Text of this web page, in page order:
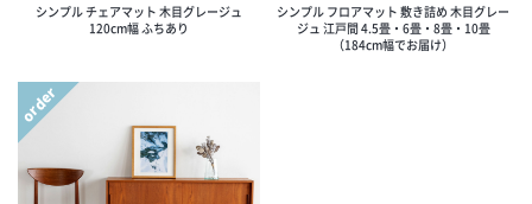
シンプル チェアマット 木目グレージュ
120cm幅 ふちあり
シンプル フロアマット 敷き詰め 木目グレー
ジュ 江戸間 4.5畳・6畳・8畳・10畳
（184cm幅でお届け）
order